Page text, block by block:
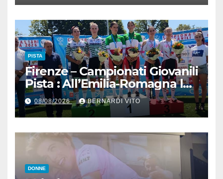
il signor Gianmario Gatti
(Segretario VC Novarese), per
la cortese collaborazione
tecnica
PISTA
Firenze – Campionati Giovanili
Pista : All’Emilia-Romagna la
Maglia Tricolore Madison
“Donne Allieve”
08/08/2026 BERNARDI VITO
DONNE